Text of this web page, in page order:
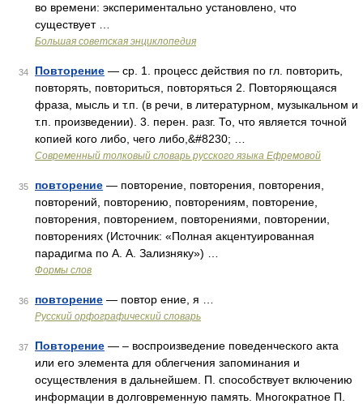
во времени: экспериментально установлено, что
существует …
Большая советская энциклопедия
34 Повторение — ср. 1. процесс действия по гл. повторить,
повторять, повториться, повторяться 2. Повторяющаяся
фраза, мысль и т.п. (в речи, в литературном, музыкальном и
т.п. произведении). 3. перен. разг. То, что является точной
копией кого либо, чего либо,&#8230; …
Современный толковый словарь русского языка Ефремовой
35 повторение — повторение, повторения, повторения,
повторений, повторению, повторениям, повторение,
повторения, повторением, повторениями, повторении,
повторениях (Источник: «Полная акцентуированная
парадигма по А. А. Зализняку») …
Формы слов
36 повторение — повтор ение, я …
Русский орфографический словарь
37 Повторение — – воспроизведение поведенческого акта
или его элемента для облегчения запоминания и
осуществления в дальнейшем. П. способствует включению
информации в долговременную память. Многократное П.